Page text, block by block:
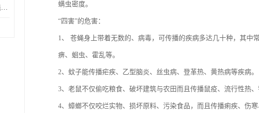
开平市校园消杀公司电话 果蝇防治 螨虫密度。
“四害”的危害：
1、 苍蝇身上带着无数的、病毒，可传播的疾病多达几十种，其
痹、蛔虫、霍乱等。
2、蚊子能传播疟疾、乙型脑炎、丝虫病、登革热、黄热病等疾病。
3、老鼠不仅偷吃粮食、破坏建筑与农田而且传播鼠疫、流行性热、
4、蟑螂不仅咬烂实物、损坏原料、污染食品，而且传播痢疾、伤